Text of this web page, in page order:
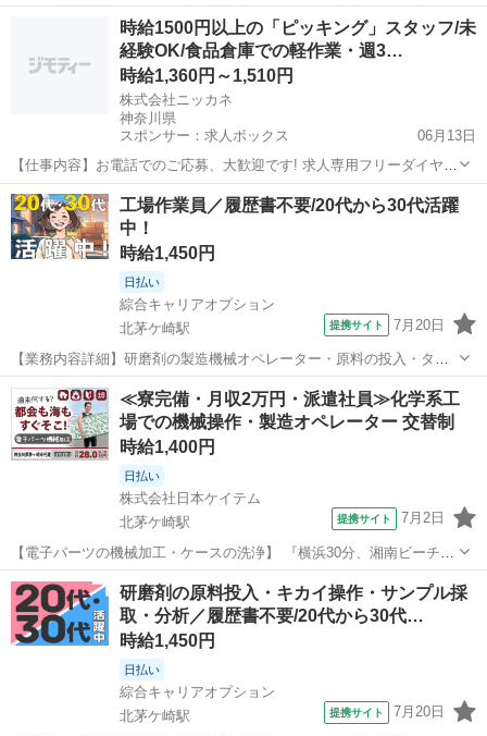
チパネルでの機械操作・製品サンプルの採取・分析作業(特殊な経験は
必要ありません)【取扱製品情報】研磨剤 ■お仕事PR ≪無理なく働け
る≫ 場合によってはお願いす...
茅ヶ崎市 北茅ケ崎駅 工場
時給1500円以上の「ピッキング」スタッフ/未
経験OK/食品倉庫での軽作業・週3…
時給1,360円～1,510円
株式会社ニッカネ
神奈川県
スポンサー：求人ボックス
06月13日
【仕事内容】お電話でのご応募、大歓迎です! 求人専用フリーダイヤ
ル:0120-014-157 「未経験から始めやすい仕事がいい」 「髪色やネイ
ルも大切にしながら働きたい」 そんな方に見てほしい、 食品倉庫内で
のピッキング・格納作業...
アルバイト・パート
工場作業員／履歴書不要/20代から30代活躍
中！
時給1,450円
日払い
綜合キャリアオプション
北茅ケ崎駅
提携サイト 7月20日
【業務内容詳細】研磨剤の製造機械オペレーター・原料の投入・タッ
チパネルでの機械操作・製品サンプルの採取・分析作業(特殊な経験は
必要ありません)【取扱製品情報】研磨剤 ■お仕事PR ≪無理なく働け
る≫ 場合によってはお願いす...
神奈川 茅ヶ崎市 北茅ケ崎駅 工場
≪寮完備・月収2万円・派遣社員≫化学系工
場での機械操作・製造オペレーター 交替制
時給1,400円
日払い
株式会社日本ケイテム
北茅ケ崎駅
提携サイト 7月2日
【電子パーツの機械加工・ケースの洗浄】 『横浜30分、湘南ビーチ15
分。遊びも仕事もあきらめない』 #神奈川入寮 #20～50代前半活躍中 #
昇給制度あり #月収28万円以上可 #寮費半額 #洗うだけ #土日休み #電
気・...
神奈川 茅ヶ崎市 北茅ケ崎駅 その他
研磨剤の原料投入・キカイ操作・サンプル採
取・分析／履歴書不要/20代から30代…
時給1,450円
日払い
綜合キャリアオプション
北茅ケ崎駅
提携サイト 7月20日